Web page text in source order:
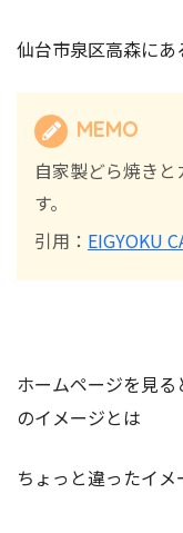
仙台市泉区高森にあ
MEMO
自家製どら焼き
す。
引用： EIGYOKU
ホームページを見
のイメージとは
ちょっと違ったイメ